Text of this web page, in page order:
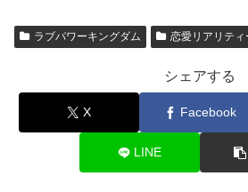
ラブパワーキングダム 恋愛リアリティ
シェアする
X Facebook
LINE